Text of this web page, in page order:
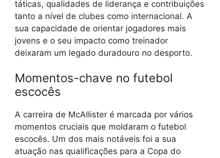
táticas, qualidades de liderança e contribuições
tanto a nível de clubes como internacional. A
sua capacidade de orientar jogadores mais
jovens e o seu impacto como treinador
deixaram um legado duradouro no desporto.
Momentos-chave no futebol
escocês
A carreira de McAllister é marcada por vários
momentos cruciais que moldaram o futebol
escocês. Um dos mais notáveis foi a sua
atuação nas qualificações para a Copa do